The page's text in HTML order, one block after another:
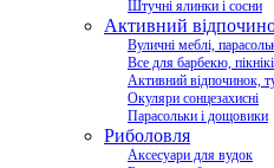
Штучні ялинки і сосни
Активний
Вуличні меблі,
Все для барбекю,
Активний відпочинок,
Окуляри сонцезахисні
Парасольки і дощовики
Риболовля
Аксесуари для вудок